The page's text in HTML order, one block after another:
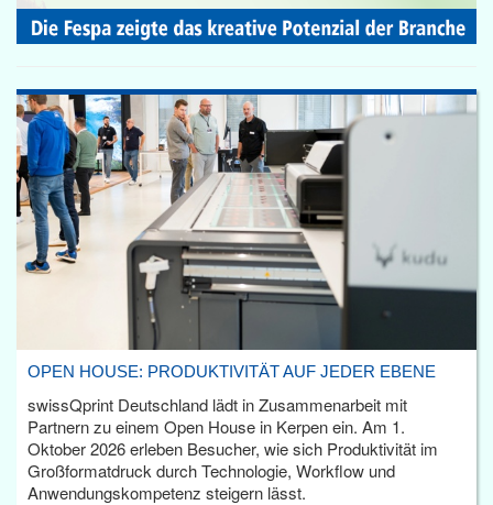
OPEN HOUSE: PRODUKTIVITÄT AUF JEDER EBENE
swissQprint Deutschland lädt in Zusammenarbeit mit
Partnern zu einem Open House in Kerpen ein. Am 1.
Oktober 2026 erleben Besucher, wie sich Produktivität im
Großformatdruck durch Technologie, Workflow und
Anwendungskompetenz steigern lässt.